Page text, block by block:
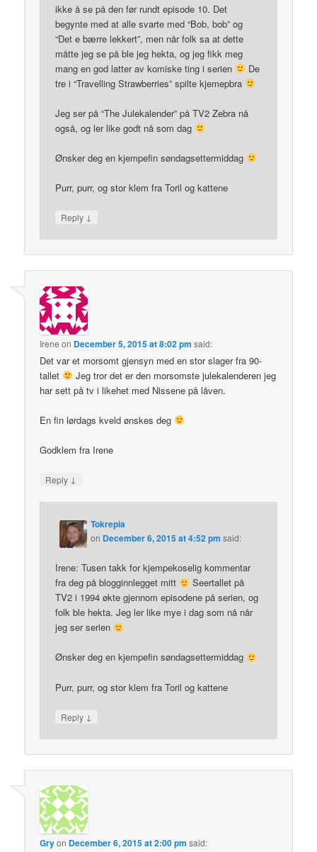
ikke å se på den før rundt episode 10. Det
begynte med at alle svarte med “Bob, bob” og
“Det e bærre lekkert”, men når folk sa at dette
måtte jeg se på ble jeg hekta, og jeg fikk meg
mang en god latter av komiske ting i serien
De
tre i “Travelling Strawberries” spilte kjemepbra
Jeg ser på “The Julekalender” på TV2 Zebra nå
også, og ler like godt nå som dag
Ønsker deg en kjempefin søndagsettermiddag
Purr, purr, og stor klem fra Toril og kattene
Reply ↓
Irene on December 5, 2015 at 8:02 pm said:
Det var et morsomt gjensyn med en stor slager fra 90-
tallet
Jeg tror det er den morsomste julekalenderen jeg
har sett på tv i likehet med Nissene på låven.
En fin lørdags kveld ønskes deg
Godklem fra Irene
Reply ↓
Tokrepia
on December 6, 2015 at 4:52 pm said:
Irene: Tusen takk for kjempekoselig kommentar
fra deg på blogginnlegget mitt
Seertallet på
TV2 i 1994 økte gjennom episodene på serien, og
folk ble hekta. Jeg ler like mye i dag som nå når
jeg ser serien
Ønsker deg en kjempefin søndagsettermiddag
Purr, purr, og stor klem fra Toril og kattene
Reply ↓
Gryon December 6, 2015 at 2:00 pm said: